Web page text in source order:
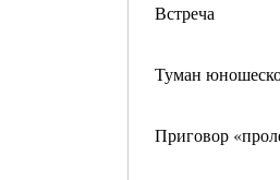
Встреча
Туман
Приговор